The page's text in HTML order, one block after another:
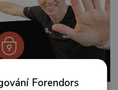
Forendors